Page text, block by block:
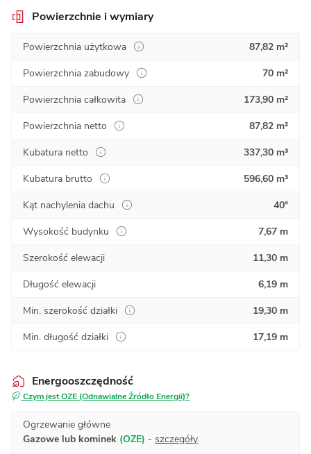
Powierzchnie i wymiary
Powierzchnia użytkowa
87,82 m²
Powierzchnia zabudowy
70 m²
Powierzchnia całkowita
173,90 m²
Powierzchnia netto
87,82 m²
Kubatura netto
337,30 m³
Kubatura brutto
596,60 m³
Kąt nachylenia dachu
40°
Wysokość budynku
7,67 m
Szerokość elewacji
11,30 m
Długość elewacji
6,19 m
Min. szerokość działki
19,30 m
Min. długość działki
17,19 m
Energooszczędność
Czym jest OZE (Odnawialne Źródło Energii)?
Ogrzewanie główne
Gazowe lub kominek (OZE) - szczegóły